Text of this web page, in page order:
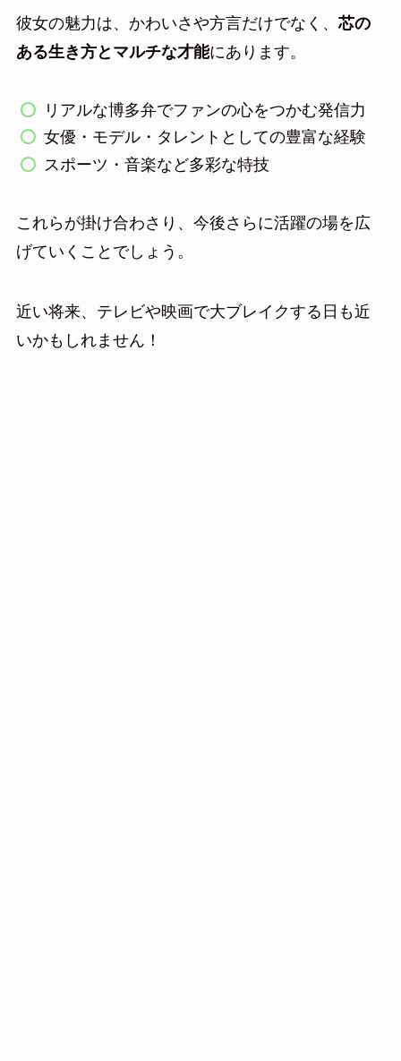
彼女の魅力は、かわいさや方言だけでなく、 芯の
ある生き方とマルチな才能にあります。
リアルな博多弁でファンの心をつかむ発信力
女優・モデル・タレントとしての豊富な経験
スポーツ・音楽など多彩な特技
これらが掛け合わさり、今後さらに活躍の場を広
げていくことでしょう。
近い将来、テレビや映画で大ブレイクする日も近
いかもしれません！